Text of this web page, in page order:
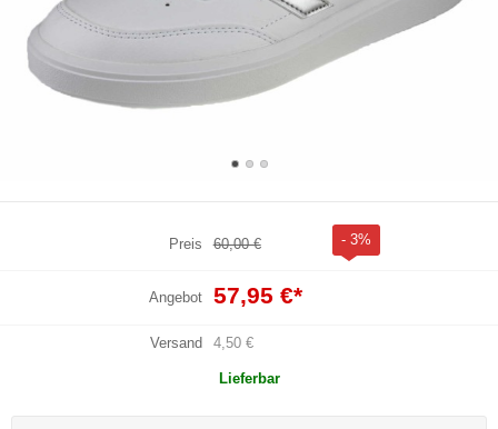
Preis 60,00 € - 3%
Angebot 57,95 €*
Versand 4,50 €
Lieferbar